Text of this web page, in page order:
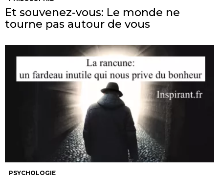
Et souvenez-vous: Le monde ne
tourne pas autour de vous
PSYCHOLOGIE